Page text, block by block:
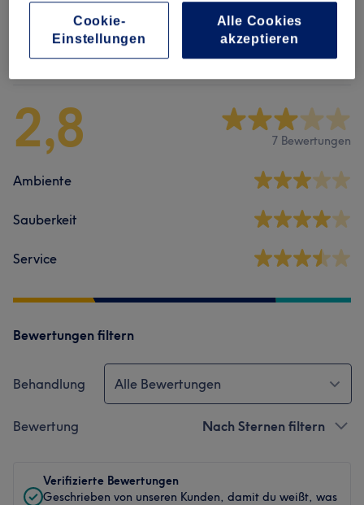
Salonbewertungen
2,8 7 Bewertungen
Ambiente
Sauberkeit
Service
Bewertungen filtern
Behandlung Alle Bewertungen
Bewertung Nach Sternen filtern
Verifizierte Bewertungen
Geschrieben von unseren Kunden, damit du weißt, was
Cookie-
Einstellungen
Alle Cookies
akzeptieren